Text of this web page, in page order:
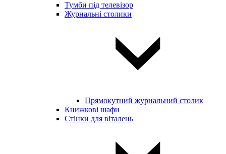
Тумби під телевізор
Журнальні столики
Прямокутний журнальний столик
Книжкові шафи
Стінки для віталень